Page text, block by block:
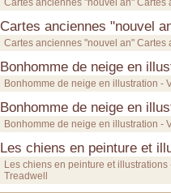
Cartes anciennes "nouvel an" Cartes
Cartes anciennes "nouvel
Cartes anciennes "nouvel an" Cartes
Bonhomme de neige en
Bonhomme de neige en illustration -
Bonhomme de neige en
Bonhomme de neige en illustration -
Les chiens en peinture et
Les chiens en peinture et
Treadwell